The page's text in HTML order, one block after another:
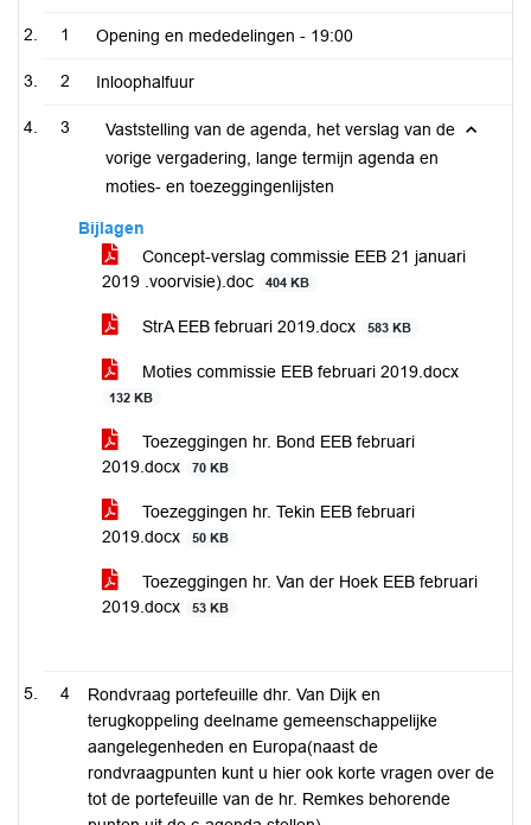
1 Opening en mededelingen - 19:00
2 Inloophalfuur
3
Vaststelling van de agenda, het verslag van de
vorige vergadering, lange termijn agenda en
moties- en toezeggingenlijsten
Bijlagen
Concept-verslag commissie EEB 21 januari
2019 .voorvisie).doc
404 KB
StrA EEB februari 2019.docx 583 KB
Moties commissie EEB februari 2019.docx
132 KB
Toezeggingen hr. Bond EEB februari
2019.docx
70 KB
Toezeggingen hr. Tekin EEB februari
2019.docx
50 KB
Toezeggingen hr. Van der Hoek EEB februari
2019.docx
53 KB
4
Rondvraag portefeuille dhr. Van Dijk en
terugkoppeling deelname gemeenschappelijke
aangelegenheden en Europa(naast de
rondvraagpunten kunt u hier ook korte vragen over de
tot de portefeuille van de hr. Remkes behorende